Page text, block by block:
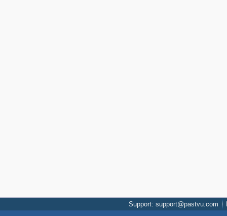
Support: support@pastvu.com